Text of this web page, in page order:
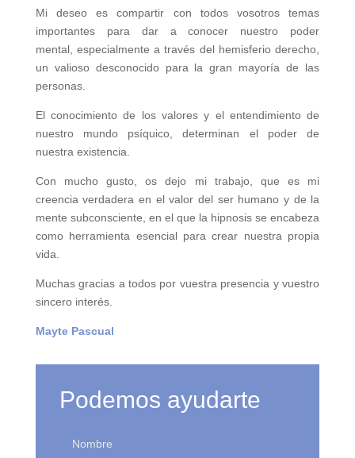
Mi deseo es compartir con todos vosotros temas
importantes para
dar a conocer nuestro poder
mental, especialmente a través del hemisferio derecho,
un valioso desconocido para la gran mayoría de las
personas.
El conocimiento de los valores y el entendimiento de
nuestro mundo psíquico, determinan el poder de
nuestra existencia.
Con mucho gusto, os dejo mi trabajo, que es mi
creencia verdadera en el valor del ser humano y de la
mente subconsciente, en el que la hipnosis se encabeza
como herramienta esencial para crear nuestra propia
vida.
Muchas gracias a todos por vuestra presencia y vuestro
sincero interés.
Mayte Pascual
Podemos ayudarte